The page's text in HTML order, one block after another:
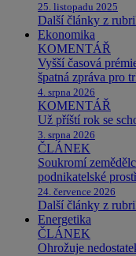
25. listopadu 2025
Další články z
Ekonomika
KOMENTÁŘ
Vyšší časová
špatná zpráva pro
4. srpna 2026
KOMENTÁŘ
Už příští rok se
3. srpna 2026
ČLÁNEK
Soukromí
podnikatelské
24. července 2026
Další články z
Energetika
ČLÁNEK
Ohrožuje